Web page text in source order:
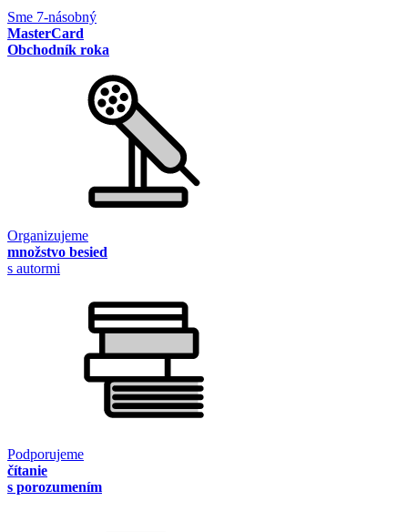
Sme 7-násobný
MasterCard
Obchodník roka
Organizujeme
množstvo besied
s autormi
Podporujeme
čítanie
s porozumením